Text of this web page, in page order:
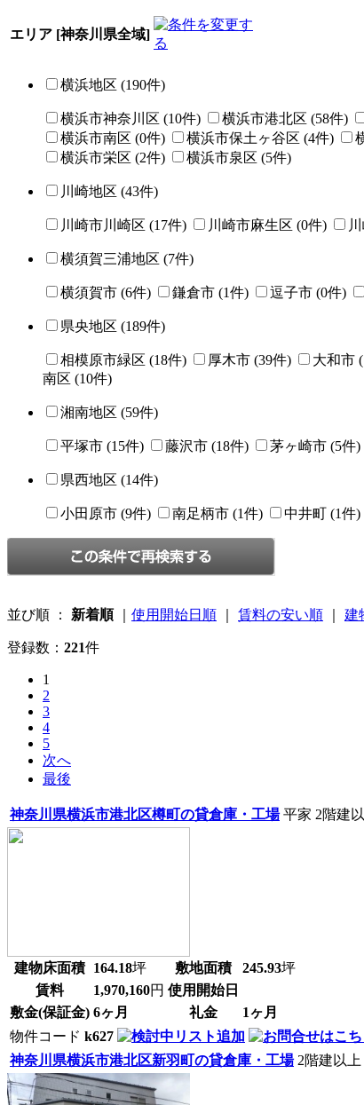
エリア [神奈川県全域]
横浜地区 (190件)
横浜市神奈川区 (10件) 横浜市港北区 (58件)
横浜市南区 (0件) 横浜市保土ヶ谷区 (4件)
横浜市栄区 (2件) 横浜市泉区 (5件)
川崎地区 (43件)
川崎市川崎区 (17件) 川崎市麻生区 (0件)
横須賀三浦地区 (7件)
横須賀市 (6件) 鎌倉市 (1件) 逗子市 (0件)
県央地区 (189件)
相模原市緑区 (18件) 厚木市 (39件) 大和市 (
南区 (10件)
湘南地区 (59件)
平塚市 (15件) 藤沢市 (18件) 茅ヶ崎市 (5件)
県西地区 (14件)
小田原市 (9件) 南足柄市 (1件) 中井町 (1件)
並び順 ： 新着順｜ 使用開始日順 賃料の安い順 建
登録数： 221件
1
2
3
4
5
次へ
最後
神奈川県横浜市港北区樽町の貸倉庫・工場 平家 2階建
建物床面積 164.18坪 敷地面積 245.93坪
賃料
1,970,160円 使用開始日
敷金(保証金) 6ヶ月 礼金
1ヶ月
物件コード k627
神奈川県横浜市港北区新羽町の貸倉庫・工場 2階建以上